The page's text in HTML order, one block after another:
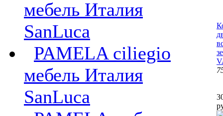
мебель Италия
SanLuca
PAMELA ciliegio
мебель Италия
SanLuca